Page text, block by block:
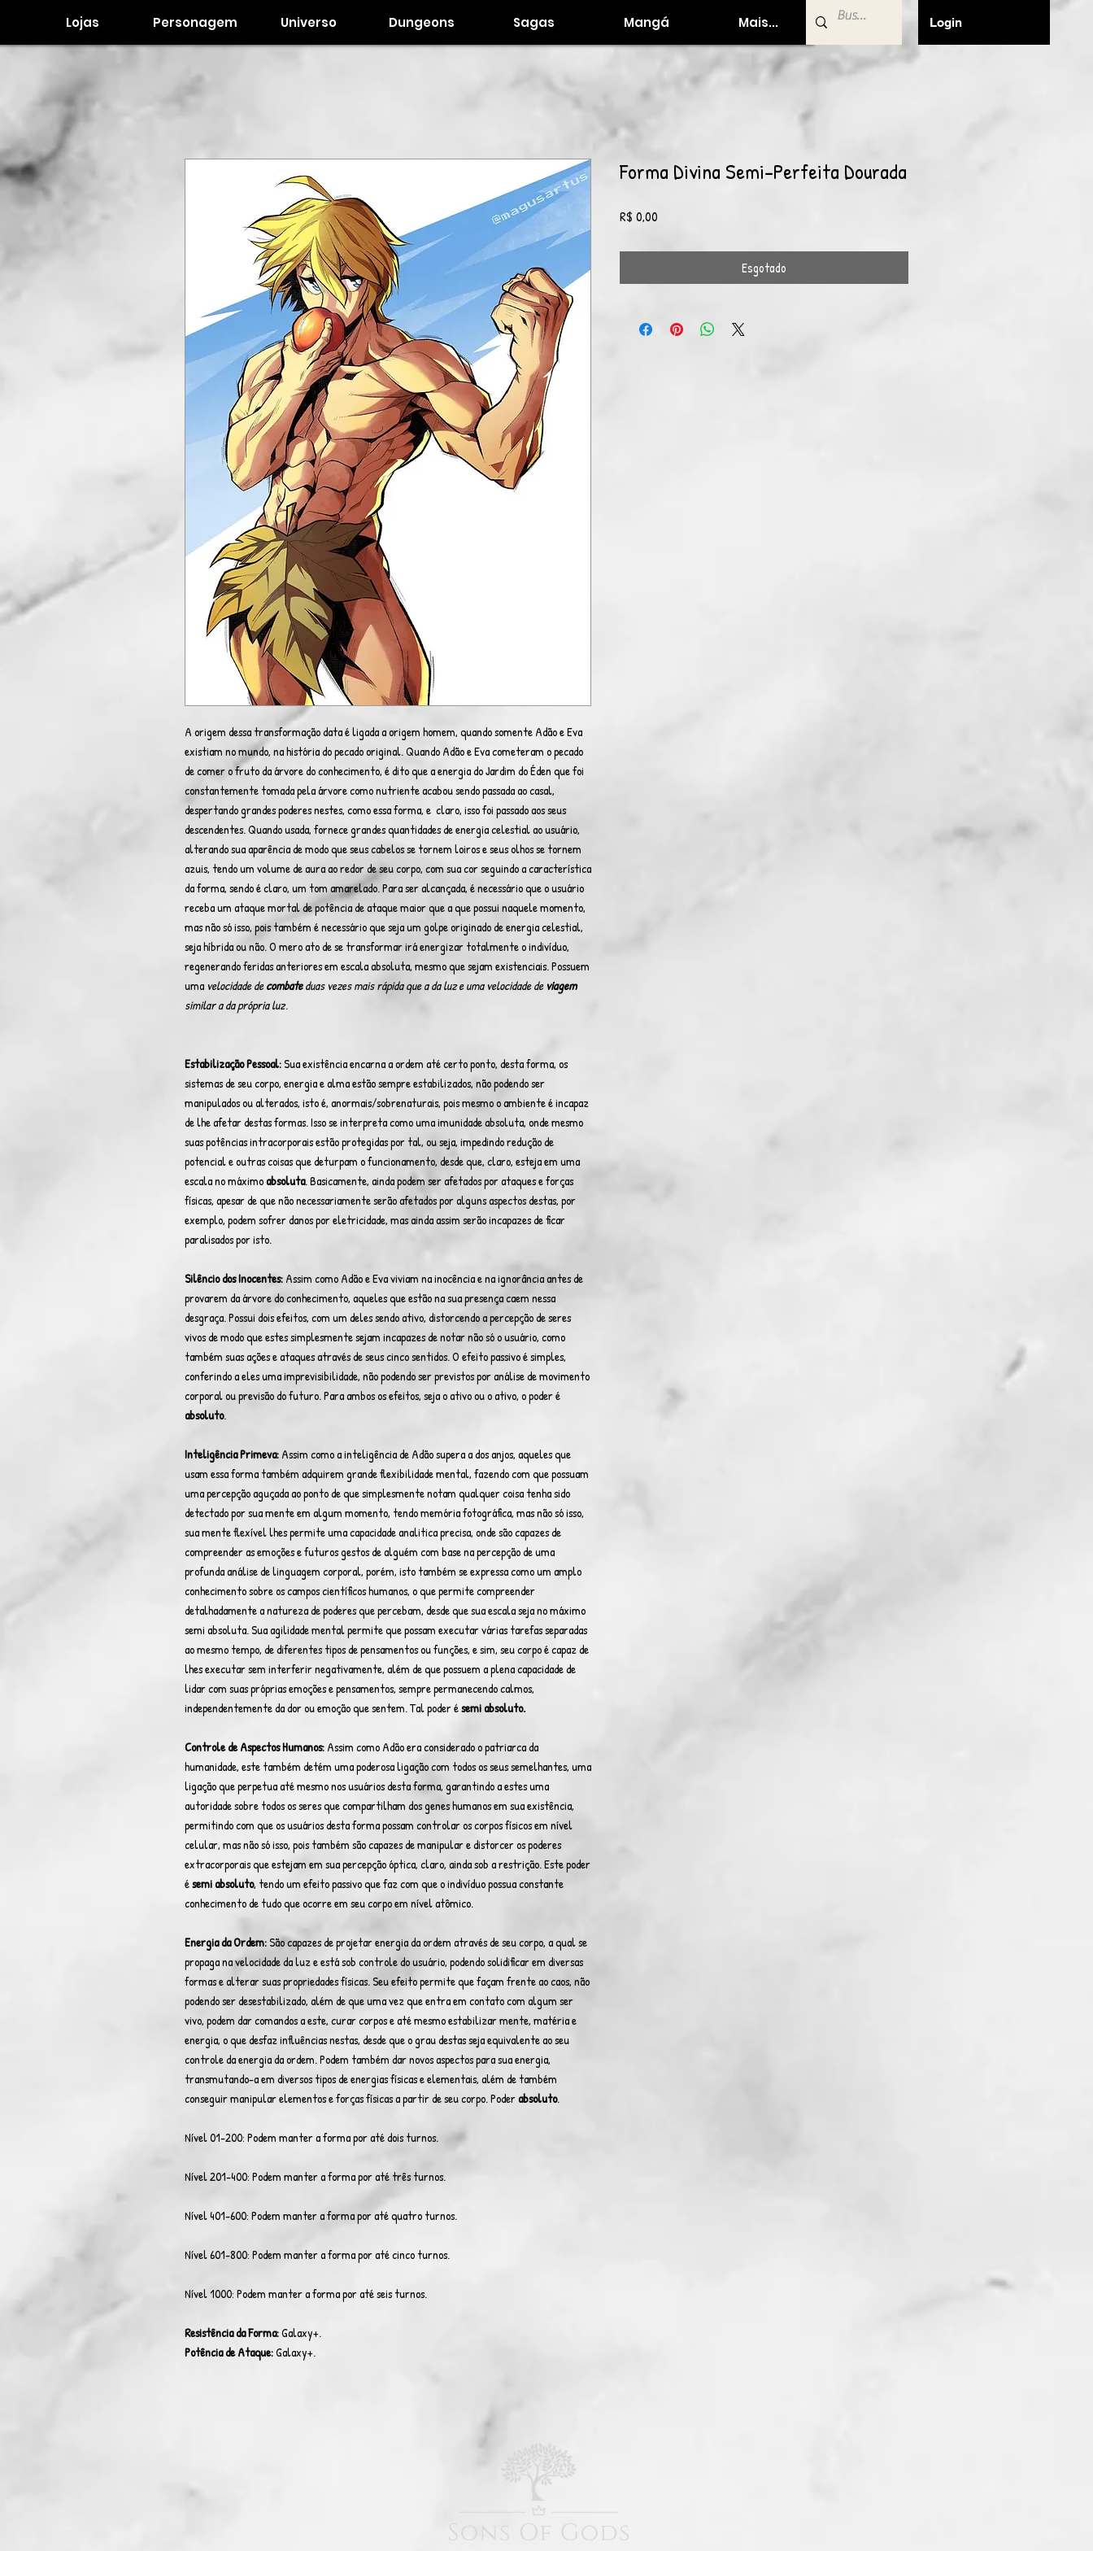
Lojas Personagem Universo Dungeons Sagas Mangá Mais... Login
A origem dessa transformação data é ligada a origem homem, quando somente Adão e Eva
existiam no mundo, na história do pecado original. Quando Adão e Eva cometeram o pecado
de comer o fruto da árvore do conhecimento, é dito que a energia do Jardim do Éden que foi
constantemente tomada pela árvore como nutriente acabou sendo passada ao casal,
despertando grandes poderes nestes, como essa forma, e claro, isso foi passado aos seus
descendentes. Quando usada, fornece grandes quantidades de energia celestial ao usuário,
alterando sua aparência de modo que seus cabelos se tornem loiros e seus olhos se tornem
azuis, tendo um volume de aura ao redor de seu corpo, com sua cor seguindo a característica
da forma, sendo é claro, um tom amarelado. Para ser alcançada, é necessário que o usuário
receba um ataque mortal de potência de ataque maior que a que possui naquele momento,
mas não só isso, pois também é necessário que seja um golpe originado de energia celestial,
seja híbrida ou não. O mero ato de se transformar irá energizar totalmente o indivíduo,
regenerando feridas anteriores em escala absoluta, mesmo que sejam existenciais. Possuem
uma velocidade decombateduas vezes mais rápida que a da luz e uma velocidade deviagem
similar a da própria luz.
Estabilização Pessoal:Sua existência encarna a ordem até certo ponto, desta forma, os
sistemas de seu corpo, energia e alma estão sempre estabilizados, não podendo ser
manipulados ou alterados, isto é, anormais/sobrenaturais, pois mesmo o ambiente é incapaz
de lhe afetar destas formas. Isso se interpreta como uma imunidade absoluta, onde mesmo
suas potências intracorporais estão protegidas por tal, ou seja, impedindo redução de
potencial e outras coisas que deturpam o funcionamento, desde que, claro, esteja em uma
escala no máximoabsoluta. Basicamente, ainda podem ser afetados por ataques e forças
físicas, apesar de que não necessariamente serão afetados por alguns aspectos destas, por
exemplo, podem sofrer danos por eletricidade, mas ainda assim serão incapazes de ficar
paralisados por isto.
Silêncio dos Inocentes:Assim como Adão e Eva viviam na inocência e na ignorância antes de
provarem da árvore do conhecimento, aqueles que estão na sua presença caem nessa
desgraça. Possui dois efeitos, com um deles sendo ativo, distorcendo a percepção de seres
vivos de modo que estes simplesmente sejam incapazes de notar não só o usuário, como
também suas ações e ataques através de seus cinco sentidos. O efeito passivo é simples,
conferindo a eles uma imprevisibilidade, não podendo ser previstos por análise de movimento
corporal ou previsão do futuro. Para ambos os efeitos, seja o ativo ou o ativo, o poder é
absoluto.
Inteligência Primeva:Assim como a inteligência de Adão supera a dos anjos, aqueles que
usam essa forma também adquirem grande flexibilidade mental, fazendo com que possuam
uma percepção aguçada ao ponto de que simplesmente notam qualquer coisa tenha sido
detectado por sua mente em algum momento, tendo memória fotográfica, mas não só isso,
sua mente flexível lhes permite uma capacidade analitica precisa, onde são capazes de
compreender as emoções e futuros gestos de alguém com base na percepção de uma
profunda análise de linguagem corporal, porém, isto também se expressa como um amplo
conhecimento sobre os campos científicos humanos, o que permite compreender
detalhadamente a natureza de poderes que percebam, desde que sua escala seja no máximo
semi absoluta. Sua agilidade mental permite que possam executar várias tarefas separadas
ao mesmo tempo, de diferentes tipos de pensamentos ou funções, e sim, seu corpo é capaz de
lhes executar sem interferir negativamente, além de que possuem a plena capacidade de
lidar com suas próprias emoções e pensamentos, sempre permanecendo calmos,
independentemente da dor ou emoção que sentem. Tal poder ésemi absoluto.
Controle de Aspectos Humanos:Assim como Adão era considerado o patriarca da
humanidade, este também detém uma poderosa ligação com todos os seus semelhantes, uma
ligação que perpetua até mesmo nos usuários desta forma, garantindo a estes uma
autoridade sobre todos os seres que compartilham dos genes humanos em sua existência,
permitindo com que os usuários desta forma possam controlar os corpos físicos em nível
celular, mas não só isso, pois também são capazes de manipular e distorcer os poderes
extracorporais que estejam em sua percepção óptica, claro, ainda sob a restrição. Este poder
ésemi absoluto, tendo um efeito passivo que faz com que o indivíduo possua constante
conhecimento de tudo que ocorre em seu corpo em nível atômico.
Energia da Ordem:São capazes de projetar energia da ordem através de seu corpo, a qual se
propaga na velocidade da luz e está sob controle do usuário, podendo solidificar em diversas
formas e alterar suas propriedades físicas. Seu efeito permite que façam frente ao caos, não
podendo ser desestabilizado, além de que uma vez que entra em contato com algum ser
vivo, podem dar comandos a este, curar corpos e até mesmo estabilizar mente, matéria e
energia, o que desfaz influências nestas, desde que o grau destas seja equivalente ao seu
controle da energia da ordem. Podem também dar novos aspectos para sua energia,
transmutando-a em diversos tipos de energias físicas e elementais, além de também
conseguir manipular elementos e forças físicas a partir de seu corpo. Poderabsoluto.
Nível 01-200: Podem manter a forma por até dois turnos.
Nível 201-400: Podem manter a forma por até três turnos.
Nível 401-600: Podem manter a forma por até quatro turnos.
Nível 601-800: Podem manter a forma por até cinco turnos.
Nível 1000: Podem manter a forma por até seis turnos.
Resistência da Forma:Galaxy+.
Potência de Ataque:Galaxy+.
Forma Divina Semi-Perfeita Dourada
R$ 0,00
Esgotado